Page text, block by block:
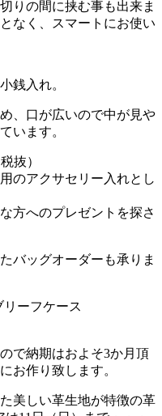
りの間に挟む事も出来ま
なく、スマートにお使い
銭入れ。
、口が広いので中が見や
います。
抜）
のアクサセリー入れとし
方へのプレゼントを探さ
バッグオーダーも承りま
ーフケース
で納期はおよそ3か月頂
お作り致します。
美しい革生地が特徴の革